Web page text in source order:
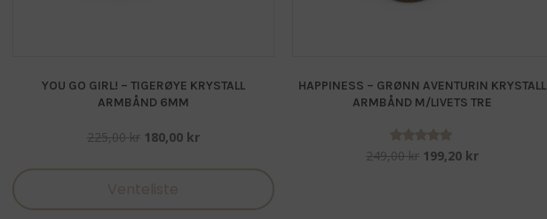
YOU GO GIRL! – TIGERØYE KRYSTALL
ARMBÅND 6MM
225,00kr Opprinnelig
var:
225,00 kr.
180,00 krNåværende
er:
Venteliste
HAPPINESS – GRØNN AVENTURIN KRYSTALL
ARMBÅND M/LIVETS TRE
Vurdert
5.00
249,00kr Opprinnelig
199,20 krNåværende